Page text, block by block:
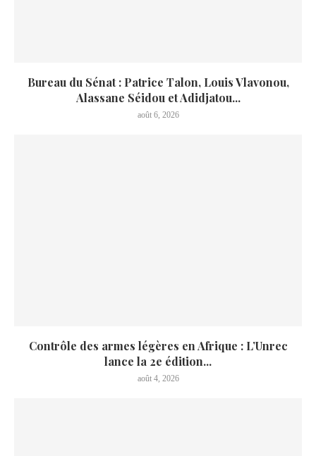
Bureau du Sénat : Patrice Talon, Louis Vlavonou,
Alassane Séidou et Adidjatou...
août 6, 2026
Contrôle des armes légères en Afrique : L’Unrec
lance la 2e édition...
août 4, 2026